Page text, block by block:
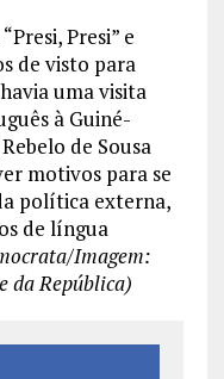
Presi” e
de visto para
uma visita
à Guiné-
de Sousa
motivos para se
política externa,
de língua
Imagem:
da República)